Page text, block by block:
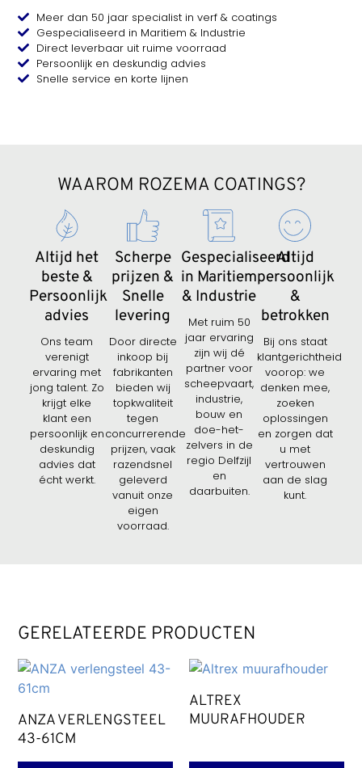
Meer dan 50 jaar specialist in verf & coatings
Gespecialiseerd in Maritiem & Industrie
Direct leverbaar uit ruime voorraad
Persoonlijk en deskundig advies
Snelle service en korte lijnen
WAAROM ROZEMA COATINGS?
Altijd het
beste &
Persoonlijk
advies
Ons team
verenigt
ervaring met
jong talent. Zo
krijgt elke
klant een
persoonlijk en
deskundig
advies dat
écht werkt.
Scherpe
prijzen &
Snelle
levering
Door directe
inkoop bij
fabrikanten
bieden wij
topkwaliteit
tegen
concurrerende
prijzen, vaak
razendsnel
geleverd
vanuit onze
eigen
voorraad.
Gespecialiseerd
in Maritiem
& Industrie
Met ruim 50
jaar ervaring
zijn wij dé
partner voor
scheepvaart,
industrie,
bouw en
doe-het-
zelvers in de
regio Delfzijl
en
daarbuiten.
Altijd
persoonlijk
&
betrokken
Bij ons staat
klantgerichtheid
voorop: we
denken mee,
zoeken
oplossingen
en zorgen dat
u met
vertrouwen
aan de slag
kunt.
GERELATEERDE PRODUCTEN
ANZA VERLENGSTEEL
43-61CM
ALTREX
MUURAFHOUDER